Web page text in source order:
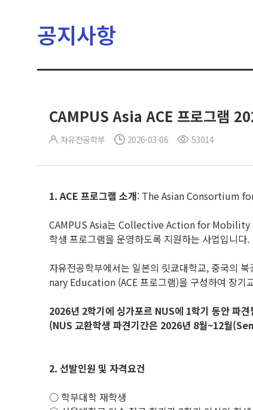
공지사항
CAMPUS Asia ACE 프로그램
자유전공학부 2026-03-06 53014
1. ACE 프로그램 소개: The Asian Consortium
CAMPUS Asia는 Collective Action for Mobility
학생 프로그램을 운영하도록 지원하는 사업입니다.
자유전공학부에서는 일본의 릿쿄대학교, 중국
nary Education (ACE 프로그램)을 구성하여 장기
2026년 2학기에 싱가포르 NUS에 1학기 동안 파견
(NUS 교환학생 파견기간은 2026년 8월~12월
2. 선발인원 및 자격요건
○ 학부대학 재학생